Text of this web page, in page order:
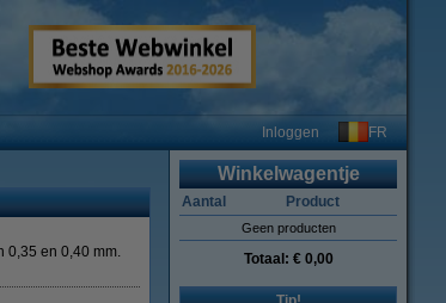
Inloggen FR
0,35 en 0,40 mm.
Winkelwagentje
Aantal Product
Geen producten
Totaal: € 0,00